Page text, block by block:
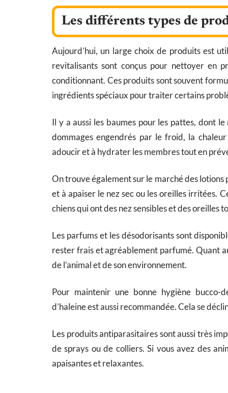
Les différents types de
Aujourd’hui, un large choix de produits est
revitalisants sont conçus pour nettoyer en
conditionnant. Ces produits sont souvent
ingrédients spéciaux pour traiter certains
Il y a aussi les baumes pour les pattes, dont
dommages engendrés par le froid, la
adoucir et à hydrater les membres tout en
On trouve également sur le marché des
et à apaiser le nez sec ou les oreilles irritées.
chiens qui ont des nez sensibles et des oreilles
Les parfums et les désodorisants sont
rester frais et agréablement parfumé. Quant
de l’animal et de son environnement.
Pour maintenir une bonne hygiène bucco-
d’haleine est aussi recommandée. Cela se
Les produits antiparasitaires sont aussi très
de sprays ou de colliers. Si vous avez des
apaisantes et relaxantes.